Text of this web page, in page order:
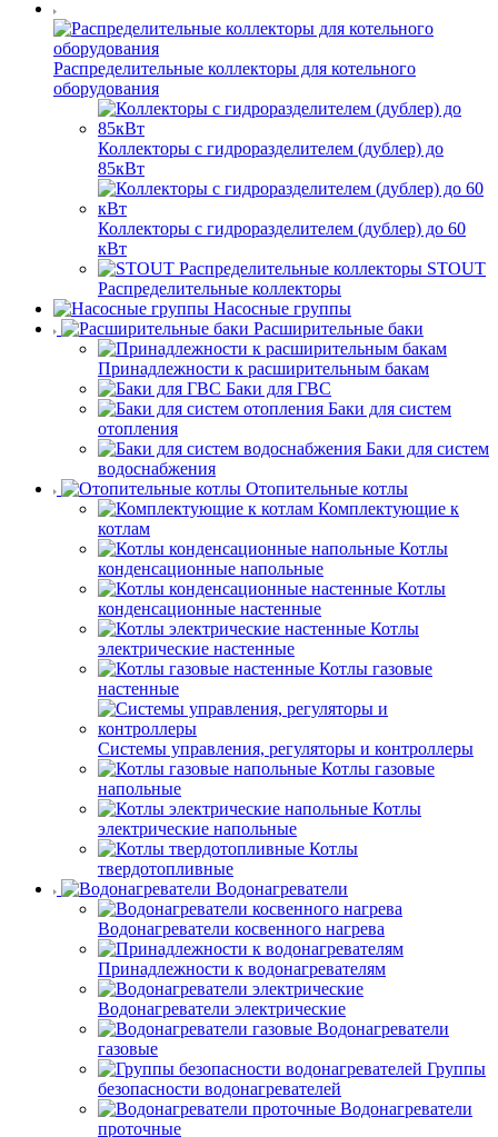
Распределительные коллекторы для котельного
оборудования
Коллекторы с гидроразделителем (дублер) до
85кВт
Коллекторы с гидроразделителем (дублер) до 60
кВт
STOUT
Распределительные коллекторы
Насосные группы
Расширительные баки
Принадлежности к расширительным бакам
Баки для ГВС
Баки для систем
отопления
Баки для систем
водоснабжения
Отопительные котлы
Комплектующие к
котлам
Котлы
конденсационные напольные
Котлы
конденсационные настенные
Котлы
электрические настенные
Котлы газовые
настенные
Системы управления, регуляторы и контроллеры
Котлы газовые
напольные
Котлы
электрические напольные
Котлы
твердотопливные
Водонагреватели
Водонагреватели косвенного нагрева
Принадлежности к водонагревателям
Водонагреватели электрические
Водонагреватели
газовые
Группы
безопасности водонагревателей
Водонагреватели
проточные